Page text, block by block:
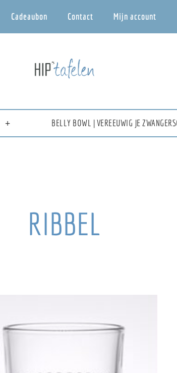
Cadeaubon Contact Mijn account
BELLY BOWL | VEREEUWIG JE
RIBBEL